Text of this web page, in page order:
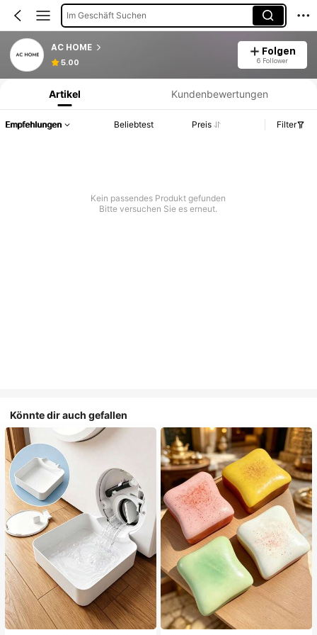
Im Geschäft Suchen
AC HOME
5.00
Folgen
6 Follower
Produktinformation: Preisangabe, Verkaufs- und Lagerbestandsdetails.
Artikel Kundenbewertungen
Empfehlungen Beliebtest Preis Filter
Kein passendes Produkt gefunden
Bitte versuchen Sie es erneut.
Könnte dir auch gefallen